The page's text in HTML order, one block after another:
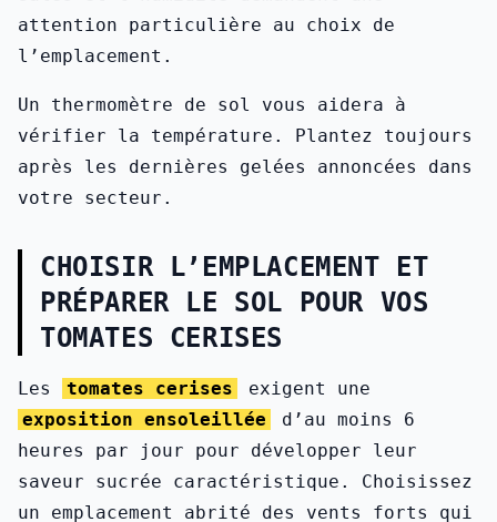
attention particulière au choix de
l’emplacement.
Un thermomètre de sol vous aidera à
vérifier la température. Plantez toujours
après les dernières gelées annoncées dans
votre secteur.
CHOISIR L’EMPLACEMENT ET
PRÉPARER LE SOL POUR VOS
TOMATES CERISES
Les tomates cerises
exigent une
exposition ensoleillée
d’au moins 6
heures par jour pour développer leur
saveur sucrée caractéristique. Choisissez
un emplacement abrité des vents forts qui